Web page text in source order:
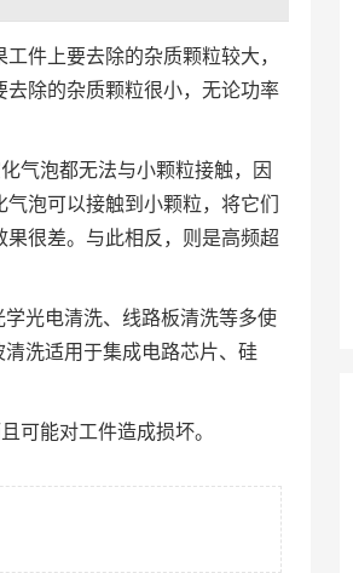
件上要去除的杂质颗粒较大，
除的杂质颗粒很小，无论功率
气泡都无法与小颗粒接触，因
泡可以接触到小颗粒，将它们
很差。与此相反，则是高频超
光电清洗、线路板清洗等多使
洗适用于集成电路芯片、硅
可能对工件造成损坏。